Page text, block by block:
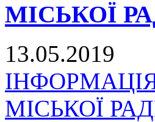
МІСЬКОЇ
13.05.2019
МІСЬКОЇ